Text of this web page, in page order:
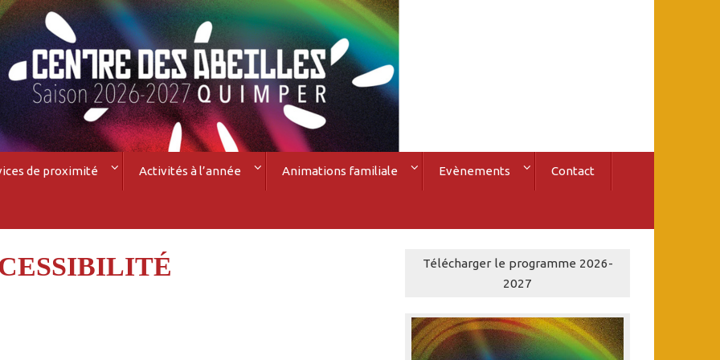
de proximité Activités à l’année Animations familiale Evènements Contact
Télécharger le programme 2026-
2027